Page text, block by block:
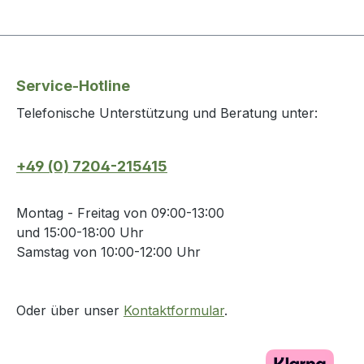
Service-Hotline
Telefonische Unterstützung und Beratung unter:
+49 (0) 7204-215415
Montag - Freitag von 09:00-13:00
und 15:00-18:00 Uhr
Samstag von 10:00-12:00 Uhr
Oder über unser Kontaktformular.